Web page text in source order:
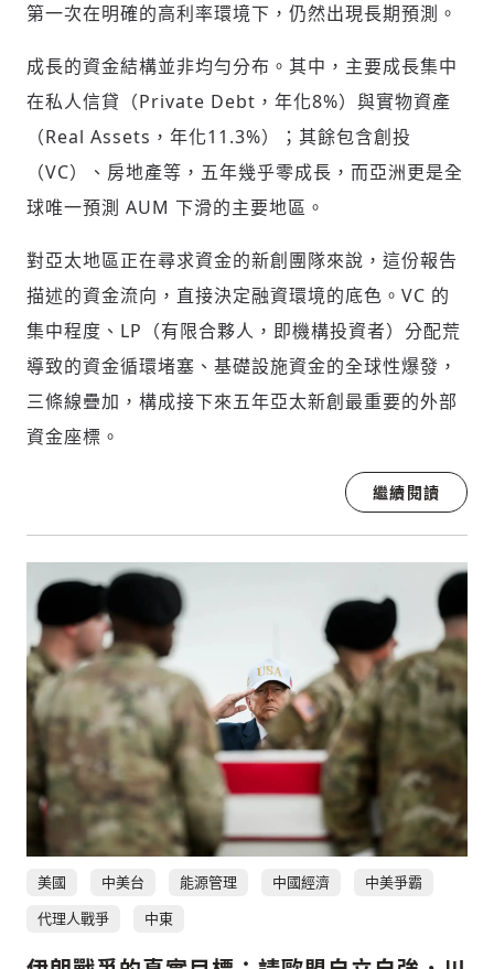
第一次在明確的高利率環境下，仍然出現長期預測。
成長的資金結構並非均勻分布。其中，主要成長集中
在私人信貸（Private Debt，年化8%）與實物資產
（Real Assets，年化11.3%）；其餘包含創投
（VC）、房地產等，五年幾乎零成長，而亞洲更是全
球唯一預測 AUM 下滑的主要地區。
對亞太地區正在尋求資金的新創團隊來說，這份報告
描述的資金流向，直接決定融資環境的底色。VC 的
集中程度、LP（有限合夥人，即機構投資者）分配荒
導致的資金循環堵塞、基礎設施資金的全球性爆發，
三條線疊加，構成接下來五年亞太新創最重要的外部
資金座標。
繼續閱讀
美國 中美台 能源管理 中國經濟
中美爭霸
代理人戰爭
中東